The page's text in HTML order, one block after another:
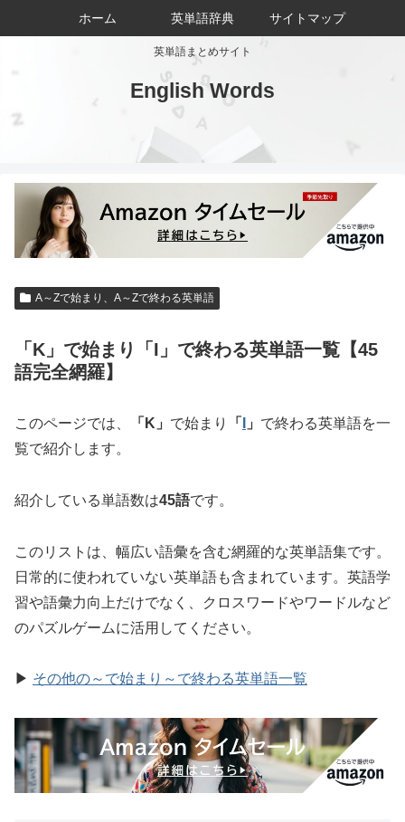
英単語まとめサイト
English Words
ホーム 英単語辞典 サイトマップ
A～Zで始まり、A～Zで終わる英単語
「K」で始まり「I」で終わる英単語一覧【45
語完全網羅】
このページでは、 「K」 で始まり 「 」 で終わる英単語を一
覧で紹介します。
紹介している単語数は45語です。
このリストは、幅広い語彙を含む網羅的な英単語集です。
日常的に使われていない英単語も含まれています。英語学
習や語彙力向上だけでなく、クロスワードやワードルなど
のパズルゲームに活用してください。
▶ その他の～で始まり～で終わる英単語一覧